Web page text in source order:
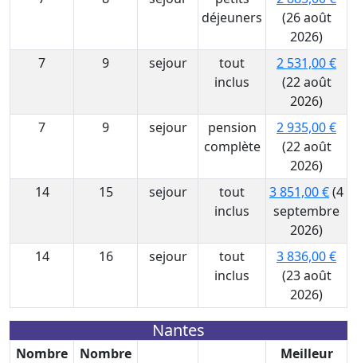
déjeuners
(26 août
2026)
7
9 sejour
tout
inclus
2 531,00 €
(22 août
2026)
7
9 sejour
pension
complète
2 935,00 €
(22 août
2026)
14
15 sejour
tout
inclus
3 851,00 €(4
septembre
2026)
14
16 sejour
tout
inclus
3 836,00 €
(23 août
2026)
Nantes
Nombre
Nombre
Meilleur